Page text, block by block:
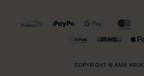
OBSŁUGIWANE FORMY PŁATNOŚCI I DOSTAWY
COPYRIGHT © ANIA KRUK